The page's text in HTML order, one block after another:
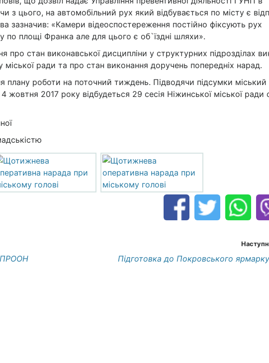
з цього, на автомобільний рух який відбувається по місту є
зазначив: «Камери відеоспостереження постійно фіксують рух
по площі Франка але для цього є об`їздні шляхи».
про стан виконавської дисципліни у структурних підрозділах
міської ради та про стан виконання доручень попередніх нарад.
плану роботи на поточний тиждень. Підводячи підсумки міський
жовтня 2017 року відбудеться 29 сесія Ніжинської міської ради
ПРООН Підготовка до Покровського